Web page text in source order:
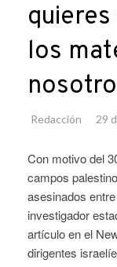
los
Redacción 29
Con motivo del
campos
asesinados
investigador
artículo en el
dirigentes